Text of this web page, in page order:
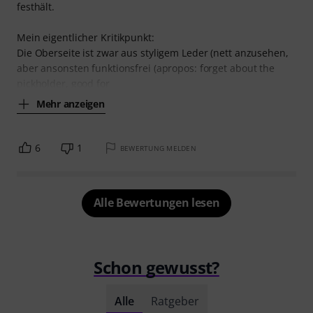
festhält.
Mein eigentlicher Kritikpunkt:
Die Oberseite ist zwar aus styligem Leder (nett anzusehen,
aber ansonsten funktionsfrei (apropos: forget about the
Mehr anzeigen
6 1 BEWERTUNG MELDEN
Alle Bewertungen lesen
Schon gewusst?
Alle Ratgeber